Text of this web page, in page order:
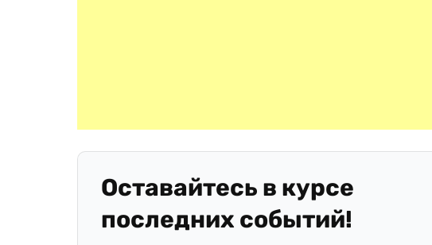
Оставайтесь в курсе
последних событий!